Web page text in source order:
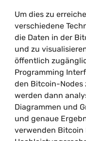
Um dies zu
verschiedene
die Daten in der
und zu
öffentlich
Programming
den Bitcoin-Nodes
werden dann
Diagrammen und
und genaue
verwenden Bitcoin